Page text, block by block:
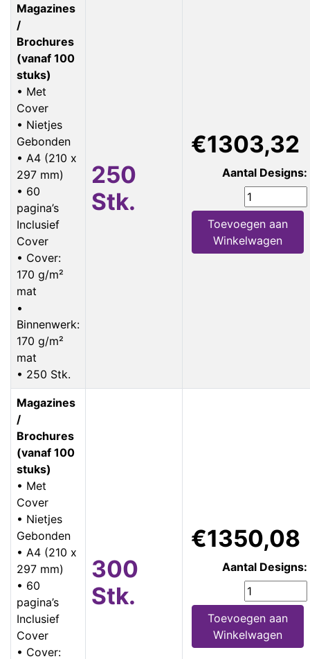
Magazines
/
Brochures
(vanaf 100
stuks)
• Met
Cover
• Nietjes
Gebonden
• A4 (210 x
297 mm)
• 60
pagina’s
Inclusief
Cover
• Cover:
170 g/m²
mat
•
Binnenwerk:
170 g/m²
mat
• 250 Stk.
250
Stk.
€1303,32
Aantal Designs:
Toevoegen aan
Winkelwagen
Magazines
/
Brochures
(vanaf 100
stuks)
• Met
Cover
• Nietjes
Gebonden
• A4 (210 x
297 mm)
• 60
pagina’s
Inclusief
Cover
• Cover:
300
Stk.
€1350,08
Aantal Designs:
Toevoegen aan
Winkelwagen